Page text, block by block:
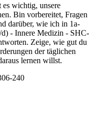
es wichtig, unsere
Bin vorbereitet, Fragen
darüber, wie ich in 1a-
- Innere Medizin - SHC-
Zeige, wie gut du
der täglichen
lernen willst.
240